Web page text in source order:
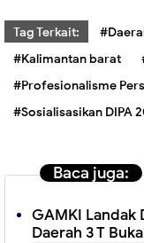
Tag Terkait:
#Kalimantan barat
#Profesionalisme
#Sosialisasikan DIPA
Baca juga:
GAMKI Landak
Daerah 3 T